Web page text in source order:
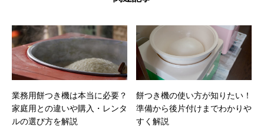
業務用餅つき機は本当に必要？
家庭用との違いや購入・レンタ
ルの選び方を解説
餅つき機の使い方が知りたい！
準備から後片付けまでわかりや
すく解説